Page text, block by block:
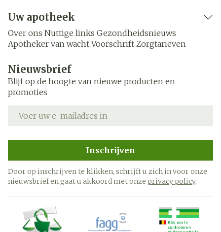
Uw apotheek
Over ons Nuttige links Gezondheidsnieuws
Apotheker van wacht Voorschrift Zorgtarieven
Nieuwsbrief
Blijf op de hoogte van nieuwe producten en
promoties
Inschrijven
Door op inschrijven te klikken, schrijft u zich in voor onze
nieuwsbrief en gaat u akkoord met onze privacy policy.